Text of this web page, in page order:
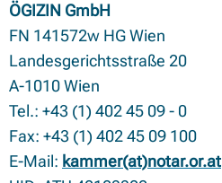
ÖGIZIN GmbH
FN 141572w HG Wien
Landesgerichtsstraße 20
A-1010 Wien
Tel.: +43 (1) 402 45 09 - 0
Fax: +43 (1) 402 45 09 100
E-Mail: kammer(at)notar.or.at